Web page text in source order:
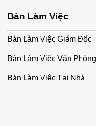
Bàn Làm Việc
Bàn Làm Việc Giám Đốc
Bàn Làm Việc Văn Phòng
Bàn Làm Việc Tại Nhà